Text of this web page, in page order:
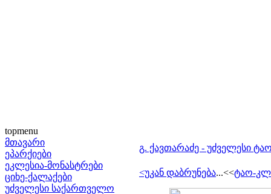
topmenu
მთავარი
ეპარქიები
ეკლესია-მონასტრები
ციხე-ქალაქები
უძველესი საქართველო
გ. ქავთარაძე - უძველესი
<უკან დაბრუნება...<<ტაო-